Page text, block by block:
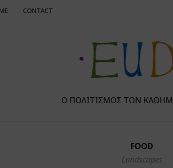
CONTACT
Ο ΠΟΛΙΤΙΣΜΌΣ ΤΩΝ
FOOD
Landscapes